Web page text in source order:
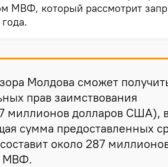
МВФ, который рассмотрит
Молдова сможет
прав заимствования
миллионов долларов США),
сумма предоставленных
около 287
МВФ.